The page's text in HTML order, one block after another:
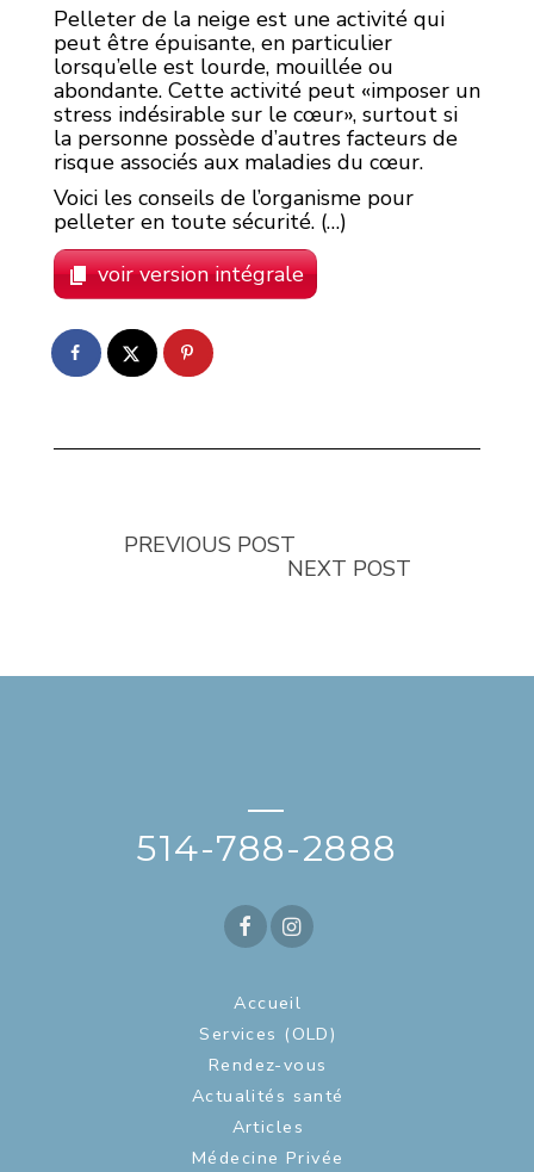
Pelleter de la neige est une activité qui
peut être épuisante, en particulier
lorsqu’elle est lourde, mouillée ou
abondante. Cette activité peut «imposer un
stress indésirable sur le cœur», surtout si
la personne possède d’autres facteurs de
risque associés aux maladies du cœur.
Voici les conseils de l’organisme pour
pelleter en toute sécurité. (…)
voir version intégrale
PREVIOUS POST
NEXT POST
—
514-788-2888
Accueil
Services (OLD)
Rendez-vous
Actualités santé
Articles
Médecine Privée